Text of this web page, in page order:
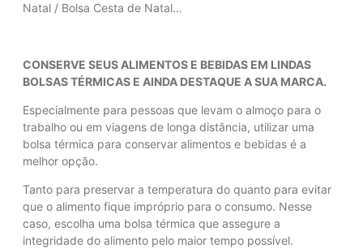
Natal / Bolsa Cesta de Natal…
CONSERVE SEUS ALIMENTOS E BEBIDAS EM LINDAS
BOLSAS TÉRMICAS E AINDA DESTAQUE A SUA MARCA.
Especialmente para pessoas que levam o almoço para o
trabalho ou em viagens de longa distância, utilizar uma
bolsa térmica para conservar alimentos e bebidas é a
melhor opção.
Tanto para preservar a temperatura do quanto para evitar
que o alimento fique impróprio para o consumo. Nesse
caso, escolha uma bolsa térmica que assegure a
integridade do alimento pelo maior tempo possível.